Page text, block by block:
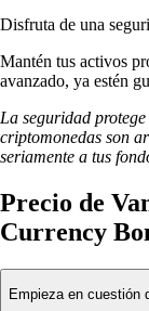
Disfruta de una
Mantén tus activos
avanzado, ya estén
La seguridad
criptomonedas son
seriamente a tus
Precio de
Currency
Empieza en cuestión